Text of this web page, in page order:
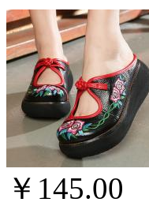
￥145.00